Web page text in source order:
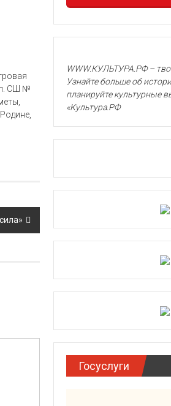
СШ №
WWW.КУЛЬТУРА.РФ –
Узнайте больше об
планируйте культурные
«Культура.РФ
Госуслуги